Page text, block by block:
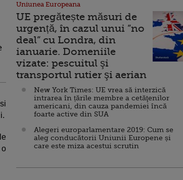
o
Uniunea Europeana
UE pregătește măsuri de
urgență, în cazul unui ”no
deal” cu Londra, din
ianuarie. Domeniile
vizate: pescuitul şi
transportul rutier şi aerian
New York Times: UE vrea să interzică
intrarea în țările membre a cetăţenilor
americani, din cauza pandemiei încă
foarte active din SUA
Alegeri europarlamentare 2019: Cum se
aleg conducătorii Uniunii Europene și
care este miza acestui scrutin